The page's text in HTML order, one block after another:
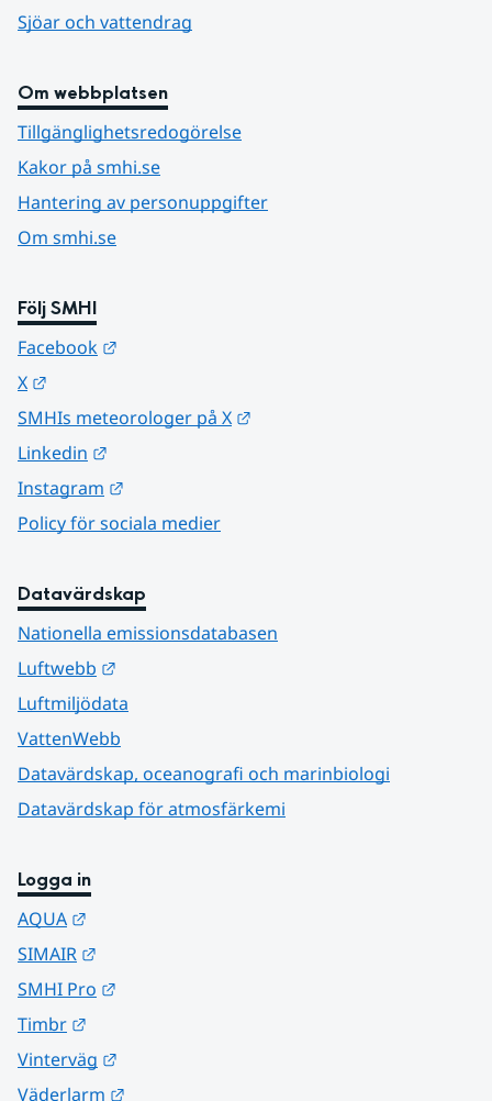
Sjöar och vattendrag
Om webbplatsen
Tillgänglighetsredogörelse
Kakor på smhi.se
Hantering av personuppgifter
Om smhi.se
Följ SMHI
Facebook
X
SMHIs meteorologer på X
Linkedin
Instagram
Policy för sociala medier
Datavärdskap
Nationella emissionsdatabasen
Luftwebb
Luftmiljödata
VattenWebb
Datavärdskap, oceanografi och marinbiologi
Datavärdskap för atmosfärkemi
Logga in
AQUA
SIMAIR
SMHI Pro
Timbr
Vinterväg
Väderlarm